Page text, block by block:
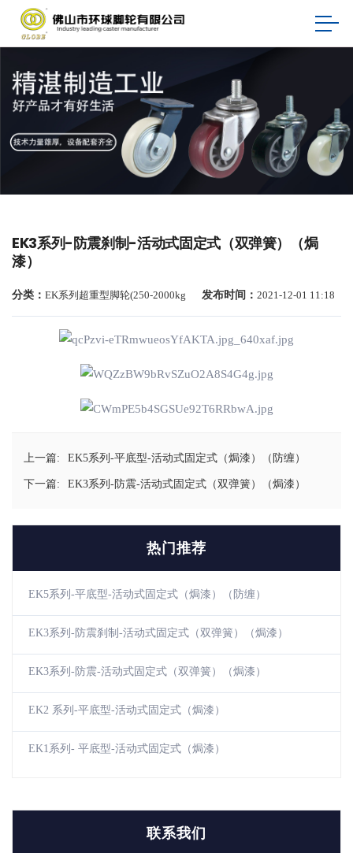
EK3系列-防震刹制-活动式固定式（双弹簧）（焗
漆）
分类： EK系列超重型脚轮(250-2000kg 发布时间： 2021-12-01 11:18
上一篇: EK5系列-平底型-活动式固定式（焗漆）（防缠）
下一篇: EK3系列-防震-活动式固定式（双弹簧）（焗漆）
热门推荐
EK5系列-平底型-活动式固定式（焗漆）（防缠）
EK3系列-防震刹制-活动式固定式（双弹簧）（焗漆）
EK3系列-防震-活动式固定式（双弹簧）（焗漆）
EK2 系列-平底型-活动式固定式（焗漆）
EK1系列- 平底型-活动式固定式（焗漆）
联系我们